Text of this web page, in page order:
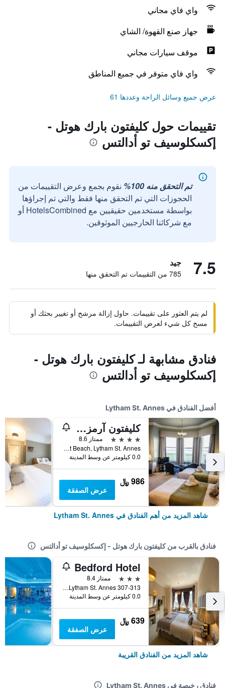
واي فاي مجاني
جهاز صنع القهوة/ الشاي
موقف سيارات مجاني
واي فاي متوفر في جميع المناطق
عرض جميع وسائل الراحة وعددها 61
تقييمات حول كليفتون بارك هوتل -
إكسكلوسيف تو أدالتس
تم التحقق منه 100%
نقوم بجمع وعرض التقييمات من
الحجوزات التي تم التحقق منها فقط والتي تم إجراؤها
بواسطة مستخدمين حقيقيين مع HotelsCombined أو
مع شركائنا الخارجيين الموثوقين.
7.5 جيد
785 من التقييمات تم التحقق منها
لم يتم العثور على تقييمات. حاول إزالة مرشح أو تغيير بحثك أو
مسح كل شيء لعرض التقييمات.
فنادق مشابهة لـ كليفتون بارك هوتل -
إكسكلوسيف تو أدالتس
أفضل الفنادق في Lytham St. Annes
كليفتون آرمز هوتل
4 نجوم
ممتاز 8.6
West Beach, Lytham St. Annes, المملكة المتحدة
0.0 كيلومتر عن وسط المدينة
986 ﷼
عرض الصفقة
شاهد المزيد من أهم الفنادق في Lytham St. Annes
فنادق بالقرب من كليفتون بارك هوتل - إكسكلوسيف تو أدالتس
Bedford Hotel
3 نجوم
ممتاز 8.4
307-313 Clifton Drive South, Lytham St. Annes, المملكة المتحدة
0.0 كيلومتر عن وسط المدينة
639 ﷼
عرض الصفقة
شاهد المزيد من الفنادق القريبة
فنادق رخيصة في Lytham St. Annes